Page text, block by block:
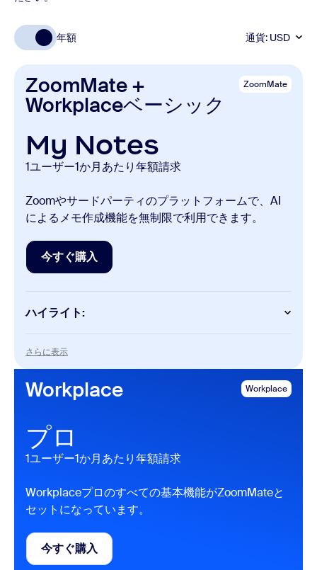
年額 通貨: USD
ZoomMate +
Workplaceベーシック
ZoomMate
My Notes
1ユーザー1か月あたり年額請求
Zoomやサードパーティのプラットフォームで、AI
によるメモ作成機能を無制限で利用できます。
今すぐ購入
今すぐ購入
ハイライト:
My Notes
無制限のAIノート作成
サードパーティ製ミーティングプラットフォームの
サポート
ZoomMate
主催したすべてのZoom Meetingsでの ミーティン
グ内質問
無制限のAIクエリ**
書き込みモード**
個人用ワークフロー**
さらに表示
Workplace Workplace
プロ
1ユーザー1か月あたり年額請求
Workplaceプロのすべての基本機能がZoomMateと
セットになっています。
今すぐ購入
今すぐ購入